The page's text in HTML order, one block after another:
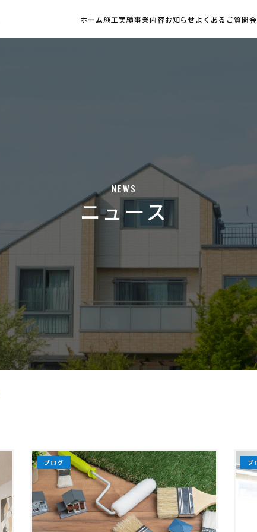
ホーム施工実績事業内容お知らせよくあるご質問
NEWS
ニュース
ブログ ブ